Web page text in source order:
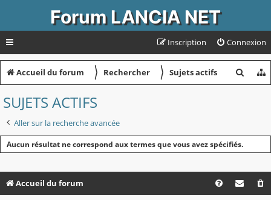
Forum LANCIA NET
Connexion
Inscription
Accueil du forum 〉 Rechercher 〉 Sujets actifs
h
SUJETS ACTIFS
Aller sur la recherche avancée
Aucun résultat ne correspond aux termes que vous avez spécifiés.
Accueil du forum